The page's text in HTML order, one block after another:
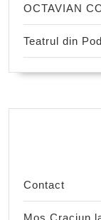
OCTAVIAN
Teatrul din
Contact
Mos Craciun